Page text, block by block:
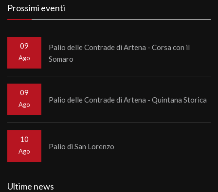
Prossimi eventi
09
Ago
Palio delle Contrade di Artena - Corsa con il
Somaro
09
Ago
Palio delle Contrade di Artena - Quintana Storica
10
Ago
Palio di San Lorenzo
Ultime news